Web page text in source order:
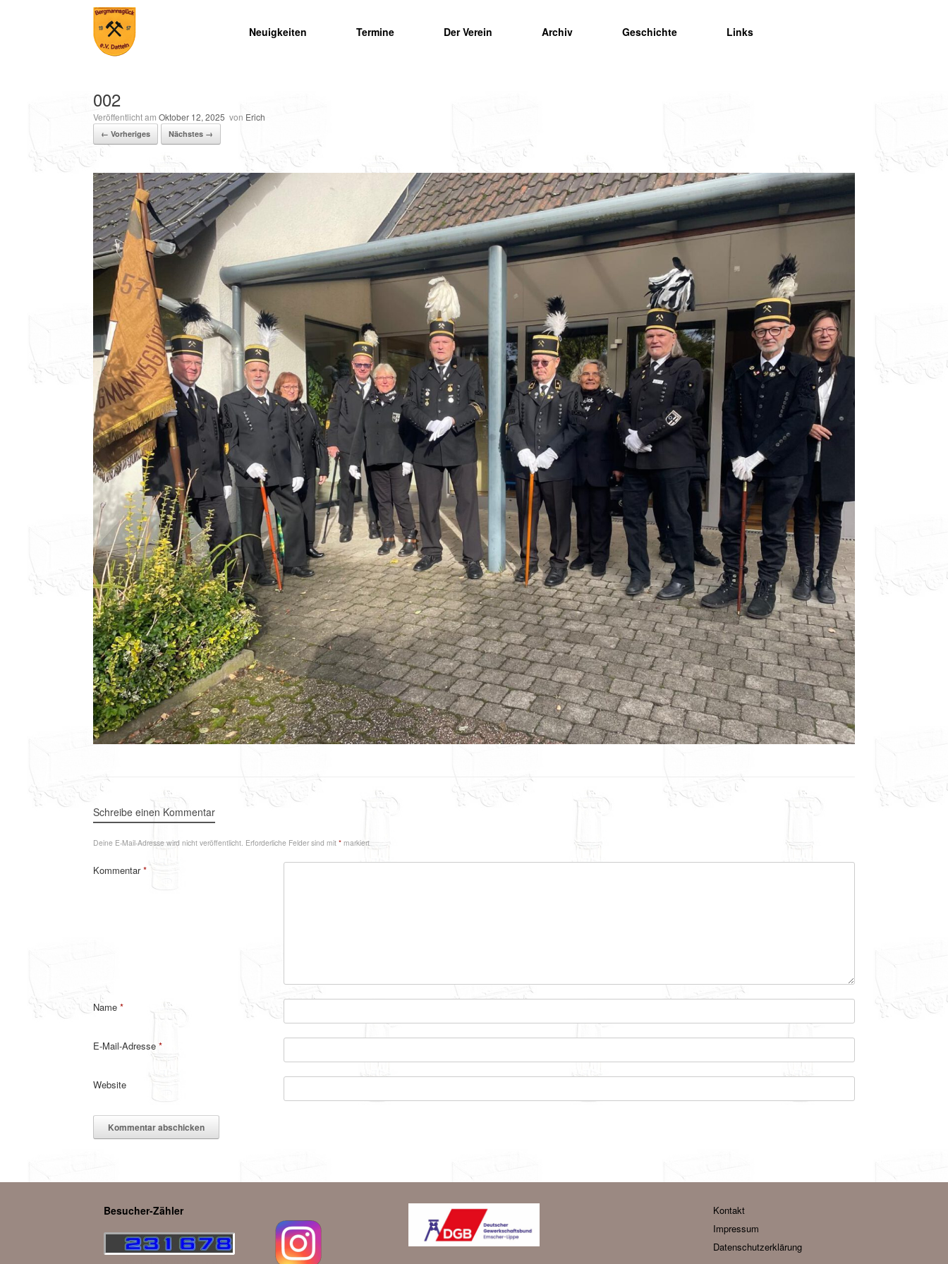
Neuigkeiten Termine Der Verein Archiv Geschichte Links
002
Veröffentlicht am Oktober 12, 2025 von Erich
← Vorheriges Nächstes →
Schreibe einen Kommentar
Deine E-Mail-Adresse wird nicht veröffentlicht. Erforderliche Felder sind mit * markiert
Kommentar*
Name *
E-Mail-Adresse *
Website
Besucher-Zähler
Kontakt
Impressum
Datenschutzerklärung